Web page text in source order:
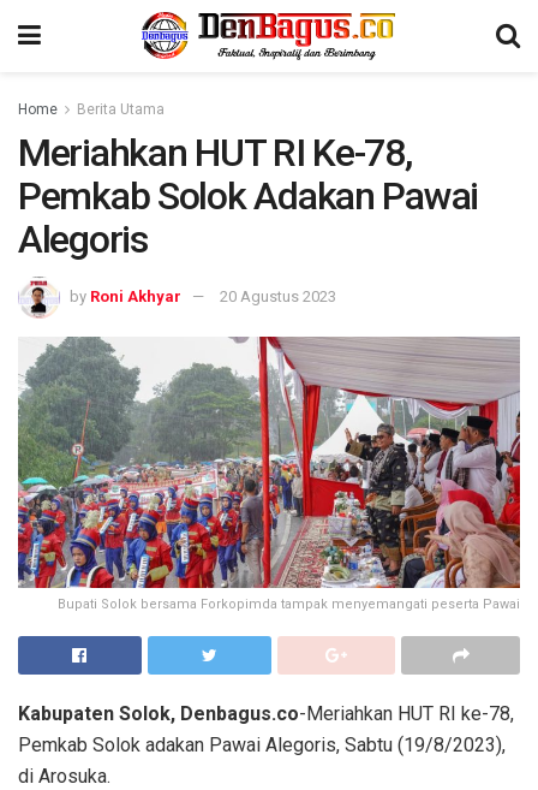
Home Berita Utama
Meriahkan HUT RI Ke-78,
Pemkab Solok Adakan Pawai
Alegoris
by Roni Akhyar 20 Agustus 2023
Bupati Solok bersama Forkopimda tampak menyemangati peserta Pawai
Kabupaten Solok, Denbagus.co-Meriahkan HUT RI ke-78,
Pemkab Solok adakan Pawai Alegoris, Sabtu (19/8/2023),
di Arosuka.